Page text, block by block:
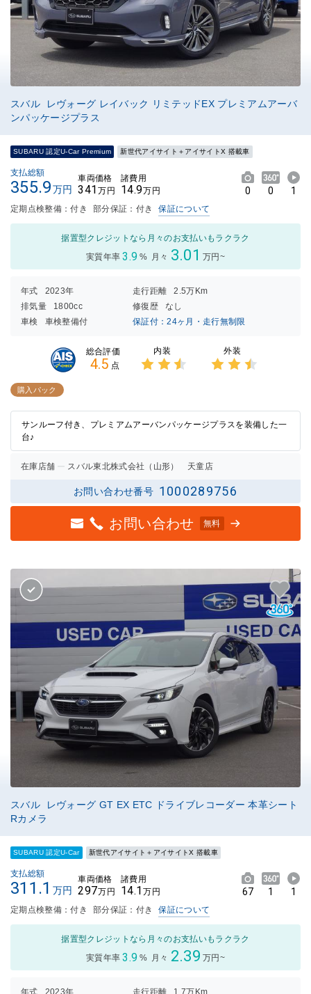
スバル レヴォーグ レイバック リミテッドEX プレミアムアーバ
ンパッケージプラス
SUBARU 認定U-Car Premium 新世代アイサイト＋アイサイトX 搭載車
支払総額
355.9万円
車両価格
341 万円
諸費用
14.9万円 0 0 1
定期点検整備：付き 部分保証：付き 保証について
据置型クレジットなら月々のお支払いもラクラク
実質年率 3.9 % 月々 3.01 万円~
年式 2023年 走行距離
2.5万Km
排気量
1800cc 修復歴
なし
車検
車検整備付 保証付：24ヶ月・走行無制限
総合評価
4.5 点
内装 外装
購入パック
サンルーフ付き、プレミアムアーバンパッケージプラスを装備した一
台♪
在庫店舗 スバル東北株式会社（山形） 天童店
お問い合わせ番号 1000289756
お問い合わせ 無料
スバル レヴォーグ GT EX ETC ドライブレコーダー 本革シート
Rカメラ
SUBARU 認定U-Car 新世代アイサイト＋アイサイトX 搭載車
支払総額
311.1 万円
車両価格
297万円
諸費用
14.1 万円 67 1 1
定期点検整備：付き 部分保証：付き 保証について
据置型クレジットなら月々のお支払いもラクラク
実質年率 3.9 % 月々 2.39 万円~
年式 2023年 走行距離 1.7万Km